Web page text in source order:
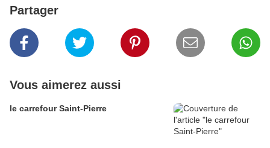
Partager
Vous aimerez aussi
le carrefour Saint-Pierre